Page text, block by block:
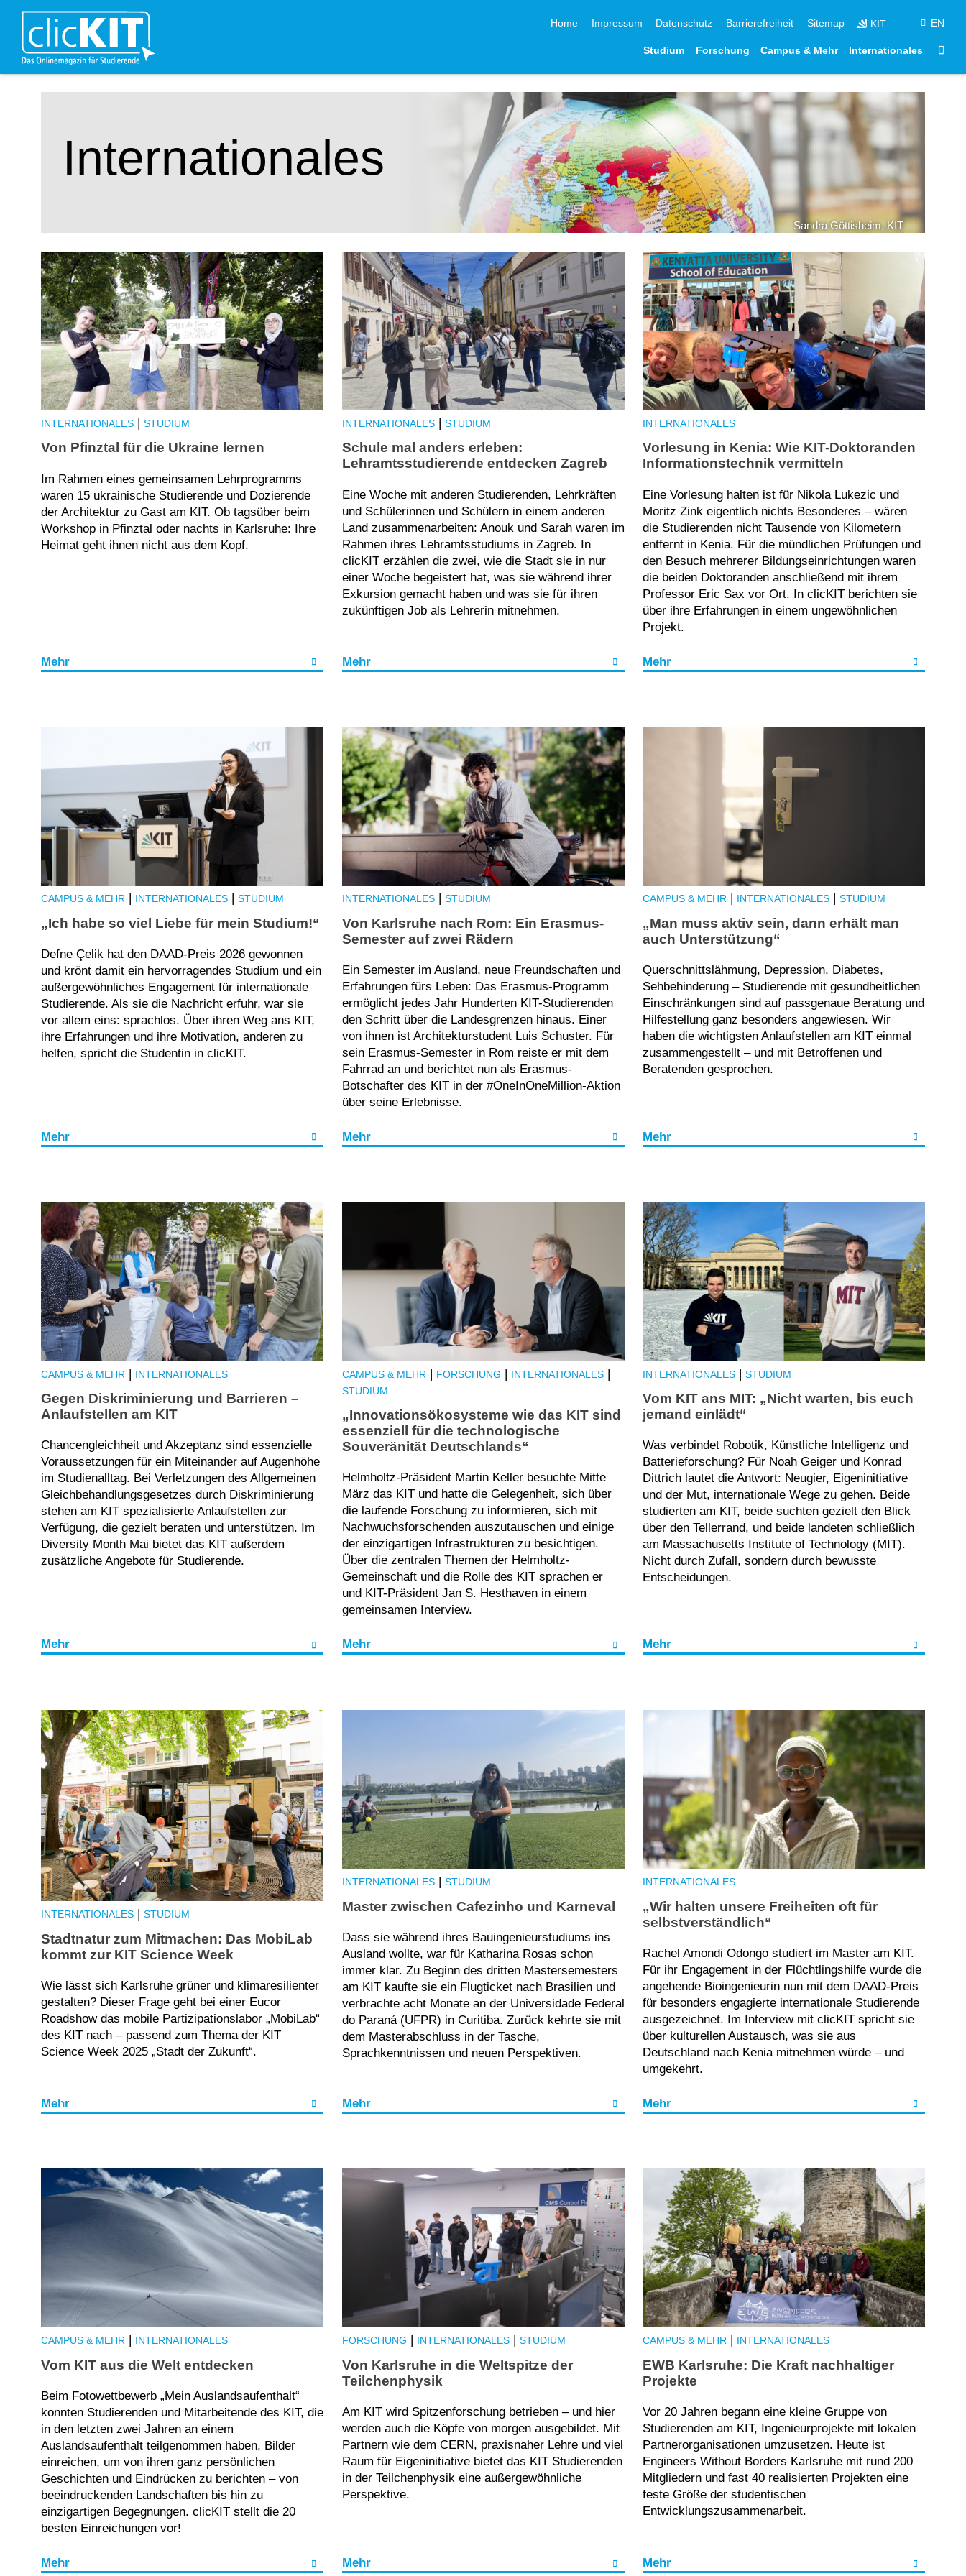
Home
Impressum Datenschutz Barrierefreiheit Sitemap KIT EN
Studium Forschung Campus & Mehr Internationales
Internationales
Sandra Göttisheim, KIT
INTERNATIONALES | STUDIUM
Von Pfinztal für die Ukraine lernen
Im Rahmen eines gemeinsamen Lehrprogramms
waren 15 ukrainische Studierende und Dozierende
der Architektur zu Gast am KIT. Ob tagsüber beim
Workshop in Pfinztal oder nachts in Karlsruhe: Ihre
Heimat geht ihnen nicht aus dem Kopf.
Mehr
INTERNATIONALES| STUDIUM
Schule mal anders erleben:
Lehramtsstudierende entdecken Zagreb
Eine Woche mit anderen Studierenden, Lehrkräften
und Schülerinnen und Schülern in einem anderen
Land zusammenarbeiten: Anouk und Sarah waren im
Rahmen ihres Lehramtsstudiums in Zagreb. In
clicKIT erzählen die zwei, wie die Stadt sie in nur
einer Woche begeistert hat, was sie während ihrer
Exkursion gemacht haben und was sie für ihren
zukünftigen Job als Lehrerin mitnehmen.
Mehr
INTERNATIONALES
Vorlesung in Kenia: Wie KIT-Doktoranden
Informationstechnik vermitteln
Eine Vorlesung halten ist für Nikola Lukezic und
Moritz Zink eigentlich nichts Besonderes – wären
die Studierenden nicht Tausende von Kilometern
entfernt in Kenia. Für die mündlichen Prüfungen und
den Besuch mehrerer Bildungseinrichtungen waren
die beiden Doktoranden anschließend mit ihrem
Professor Eric Sax vor Ort. In clicKIT berichten sie
über ihre Erfahrungen in einem ungewöhnlichen
Projekt.
Mehr
CAMPUS & MEHR | INTERNATIONALES | STUDIUM
„Ich habe so viel Liebe für mein Studium!“
Defne Çelik hat den DAAD-Preis 2026 gewonnen
und krönt damit ein hervorragendes Studium und ein
außergewöhnliches Engagement für internationale
Studierende. Als sie die Nachricht erfuhr, war sie
vor allem eins: sprachlos. Über ihren Weg ans KIT,
ihre Erfahrungen und ihre Motivation, anderen zu
helfen, spricht die Studentin in clicKIT.
Mehr
INTERNATIONALES| STUDIUM
Von Karlsruhe nach Rom: Ein Erasmus-
Semester auf zwei Rädern
Ein Semester im Ausland, neue Freundschaften und
Erfahrungen fürs Leben: Das Erasmus-Programm
ermöglicht jedes Jahr Hunderten KIT-Studierenden
den Schritt über die Landesgrenzen hinaus. Einer
von ihnen ist Architekturstudent Luis Schuster. Für
sein Erasmus-Semester in Rom reiste er mit dem
Fahrrad an und berichtet nun als Erasmus-
Botschafter des KIT in der #OneInOneMillion-Aktion
über seine Erlebnisse.
Mehr
CAMPUS & MEHR | INTERNATIONALES | STUDIUM
„Man muss aktiv sein, dann erhält man
auch Unterstützung“
Querschnittslähmung, Depression, Diabetes,
Sehbehinderung – Studierende mit gesundheitlichen
Einschränkungen sind auf passgenaue Beratung und
Hilfestellung ganz besonders angewiesen. Wir
haben die wichtigsten Anlaufstellen am KIT einmal
zusammengestellt – und mit Betroffenen und
Beratenden gesprochen.
Mehr
CAMPUS & MEHR | INTERNATIONALES
Gegen Diskriminierung und Barrieren –
Anlaufstellen am KIT
Chancengleichheit und Akzeptanz sind essenzielle
Voraussetzungen für ein Miteinander auf Augenhöhe
im Studienalltag. Bei Verletzungen des Allgemeinen
Gleichbehandlungsgesetzes durch Diskriminierung
stehen am KIT spezialisierte Anlaufstellen zur
Verfügung, die gezielt beraten und unterstützen. Im
Diversity Month Mai bietet das KIT außerdem
zusätzliche Angebote für Studierende.
Mehr
CAMPUS & MEHR | FORSCHUNG | INTERNATIONALES|
STUDIUM
„Innovationsökosysteme wie das KIT sind
essenziell für die technologische
Souveränität Deutschlands“
Helmholtz-Präsident Martin Keller besuchte Mitte
März das KIT und hatte die Gelegenheit, sich über
die laufende Forschung zu informieren, sich mit
Nachwuchsforschenden auszutauschen und einige
der einzigartigen Infrastrukturen zu besichtigen.
Über die zentralen Themen der Helmholtz-
Gemeinschaft und die Rolle des KIT sprachen er
und KIT-Präsident Jan S. Hesthaven in einem
gemeinsamen Interview.
Mehr
INTERNATIONALES | STUDIUM
Vom KIT ans MIT: „Nicht warten, bis euch
jemand einlädt“
Was verbindet Robotik, Künstliche Intelligenz und
Batterieforschung? Für Noah Geiger und Konrad
Dittrich lautet die Antwort: Neugier, Eigeninitiative
und der Mut, internationale Wege zu gehen. Beide
studierten am KIT, beide suchten gezielt den Blick
über den Tellerrand, und beide landeten schließlich
am Massachusetts Institute of Technology (MIT).
Nicht durch Zufall, sondern durch bewusste
Entscheidungen.
Mehr
INTERNATIONALES STUDIUM
Stadtnatur zum Mitmachen: Das MobiLab
kommt zur KIT Science Week
Wie lässt sich Karlsruhe grüner und klimaresilienter
gestalten? Dieser Frage geht bei einer Eucor
Roadshow das mobile Partizipationslabor „MobiLab“
des KIT nach – passend zum Thema der KIT
Science Week 2025 „Stadt der Zukunft“.
Mehr
INTERNATIONALES| STUDIUM
Master zwischen Cafezinho und Karneval
Dass sie während ihres Bauingenieurstudiums ins
Ausland wollte, war für Katharina Rosas schon
immer klar. Zu Beginn des dritten Mastersemesters
am KIT kaufte sie ein Flugticket nach Brasilien und
verbrachte acht Monate an der Universidade Federal
do Paraná (UFPR) in Curitiba. Zurück kehrte sie mit
dem Masterabschluss in der Tasche,
Sprachkenntnissen und neuen Perspektiven.
Mehr
INTERNATIONALES
„Wir halten unsere Freiheiten oft für
selbstverständlich“
Rachel Amondi Odongo studiert im Master am KIT.
Für ihr Engagement in der Flüchtlingshilfe wurde die
angehende Bioingenieurin nun mit dem DAAD-Preis
für besonders engagierte internationale Studierende
ausgezeichnet. Im Interview mit clicKIT spricht sie
über kulturellen Austausch, was sie aus
Deutschland nach Kenia mitnehmen würde – und
umgekehrt.
Mehr
CAMPUS & MEHR INTERNATIONALES
Vom KIT aus die Welt entdecken
Beim Fotowettbewerb „Mein Auslandsaufenthalt“
konnten Studierenden und Mitarbeitende des KIT, die
in den letzten zwei Jahren an einem
Auslandsaufenthalt teilgenommen haben, Bilder
einreichen, um von ihren ganz persönlichen
Geschichten und Eindrücken zu berichten – von
beeindruckenden Landschaften bis hin zu
einzigartigen Begegnungen. clicKIT stellt die 20
besten Einreichungen vor!
Mehr
FORSCHUNG INTERNATIONALES| STUDIUM
Von Karlsruhe in die Weltspitze der
Teilchenphysik
Am KIT wird Spitzenforschung betrieben – und hier
werden auch die Köpfe von morgen ausgebildet. Mit
Partnern wie dem CERN, praxisnaher Lehre und viel
Raum für Eigeninitiative bietet das KIT Studierenden
in der Teilchenphysik eine außergewöhnliche
Perspektive.
Mehr
CAMPUS & MEHR INTERNATIONALES
EWB Karlsruhe: Die Kraft nachhaltiger
Projekte
Vor 20 Jahren begann eine kleine Gruppe von
Studierenden am KIT, Ingenieurprojekte mit lokalen
Partnerorganisationen umzusetzen. Heute ist
Engineers Without Borders Karlsruhe mit rund 200
Mitgliedern und fast 40 realisierten Projekten eine
feste Größe der studentischen
Entwicklungszusammenarbeit.
Mehr